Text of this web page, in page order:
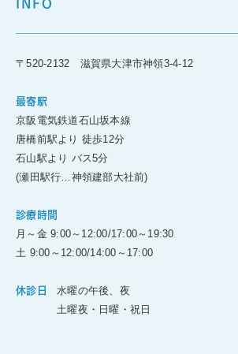
INFO
〒520-2132 滋賀県大津市神領3-4-12
最寄駅
京阪電気鉄道石山坂本線
唐橋前駅より 徒歩12分
石山駅より バス5分
(瀬田駅行…神領建部大社前)
診療時間
月～金 9:00～12:00/17:00～19:30
土 9:00～12:00/14:00～17:00
休診日
水曜の午後、夜
土曜夜・日曜・祝日